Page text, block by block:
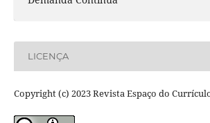
LICENÇA
Copyright (c) 2023 Revista Espaço do